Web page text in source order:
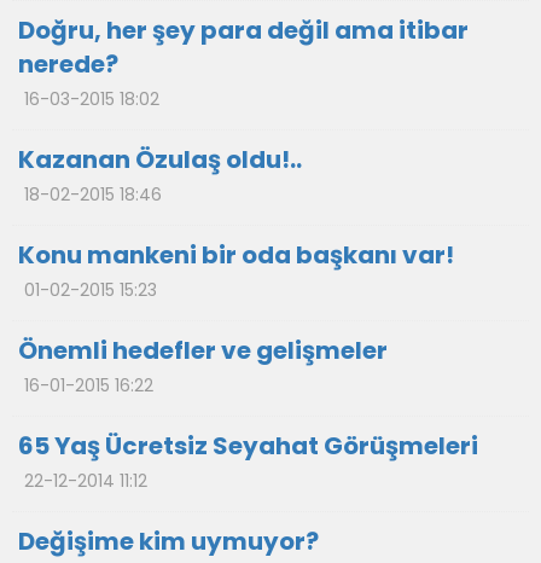
Doğru, her şey para değil ama itibar
nerede?
16-03-2015 18:02
Kazanan Özulaş oldu!..
18-02-2015 18:46
Konu mankeni bir oda başkanı var!
01-02-2015 15:23
Önemli hedefler ve gelişmeler
16-01-2015 16:22
65 Yaş Ücretsiz Seyahat Görüşmeleri
22-12-2014 11:12
Değişime kim uymuyor?